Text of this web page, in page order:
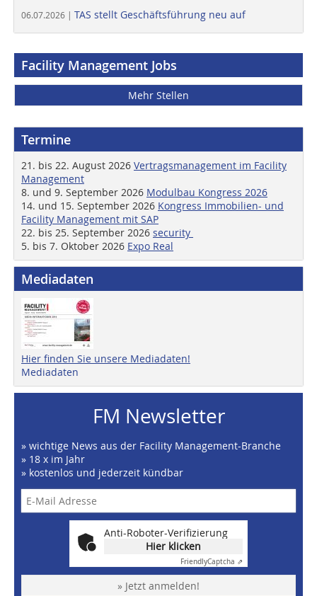
06.07.2026 | TAS stellt Geschäftsführung neu auf
Facility Management Jobs
Mehr Stellen
Termine
21. bis 22. August 2026 Vertragsmanagement im Facility
Management
8. und 9. September 2026 Modulbau Kongress 2026
14. und 15. September 2026 Kongress Immobilien- und
Facility Management mit SAP
22. bis 25. September 2026 security
5. bis 7. Oktober 2026 Expo Real
Mediadaten
Hier finden Sie unsere Mediadaten!
Mediadaten
FM Newsletter
» wichtige News aus der Facility Management-Branche
» 18 x im Jahr
» kostenlos und jederzeit kündbar
Anti-Roboter-Verifizierung
Hier klicken
FriendlyCaptcha ⇗
» Jetzt anmelden!